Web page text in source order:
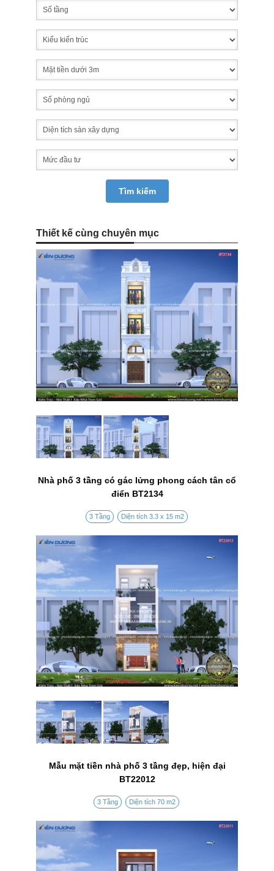
Thiết kế cùng chuyên mục
Nhà phố 3 tầng có gác lửng phong cách tân cổ
điển BT2134
3 Tầng Diện tích 3.3 x 15 m2
Mẫu mặt tiền nhà phố 3 tầng đẹp, hiện đại
BT22012
3 Tầng Diện tích 70 m2